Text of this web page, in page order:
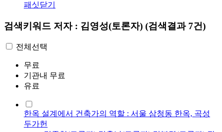
패싯닫기
검색키워드 저자 : 김영성(토론자) (검색결과 7건)
전체선택
무료
기관내 무료
유료
한옥 설계에서 건축가의 역할 : 서울 삼청동 한옥, 곡성
두가헌